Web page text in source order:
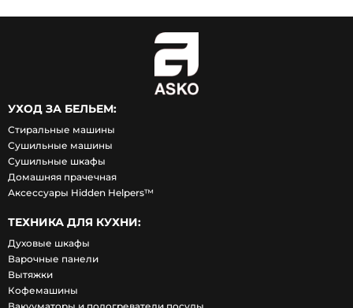
УХОД ЗА БЕЛЬЕМ:
Стиральные машины
Сушильные машины
Сушильные шкафы
Домашняя прачечная
Аксессуары Hidden Helpers™
ТЕХНИКА ДЛЯ КУХНИ:
Духовые шкафы
Варочные панели
Вытяжки
Кофемашины